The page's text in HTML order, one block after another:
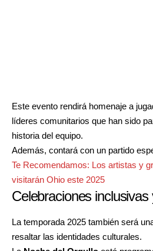
Este evento rendirá homenaje a
líderes comunitarios que han sido
historia del equipo.
Además, contará con un partido
Te Recomendamos: Los artistas y
visitarán Ohio este 2025
Celebraciones inclusivas
La temporada 2025 también será
resaltar las identidades culturales.